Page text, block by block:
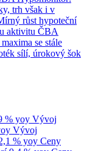
trh však i v
růst hypoteční
aktivitu ČBA
se stále
sílí, úrokový šok
% yoy Vývoj
Vývoj
% yoy Ceny